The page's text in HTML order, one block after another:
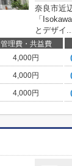
奈良市近
「
とデザイ
管理費・共益費
4,000円
4,000円
4,000円